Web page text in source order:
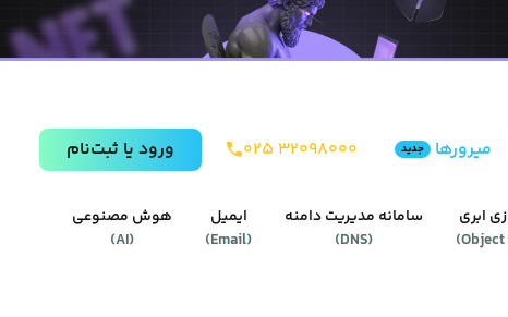
میرورها جدید ۰۲۵ ۳۲۰۹۸۰۰۰ ورود يا ثبت‌نام
هوش مصنوعی
(
AI
)
ایمیل
(
Email
)
سامانه مدیریت دامنه
(
DNS
)
ابری
)